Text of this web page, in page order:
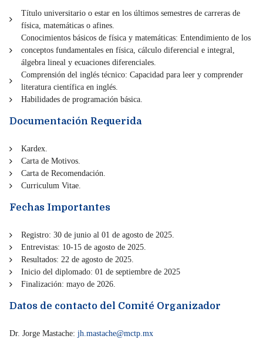
Título universitario o estar en los últimos semestres de carreras de
física, matemáticas o afines.
Conocimientos básicos de física y matemáticas: Entendimiento de los
conceptos fundamentales en física, cálculo diferencial e integral,
álgebra lineal y ecuaciones diferenciales.
Comprensión del inglés técnico: Capacidad para leer y comprender
literatura científica en inglés.
Habilidades de programación básica.
Documentación Requerida
Kardex.
Carta de Motivos.
Carta de Recomendación.
Curriculum Vitae.
Fechas Importantes
Registro: 30 de junio al 01 de agosto de 2025.
Entrevistas: 10-15 de agosto de 2025.
Resultados: 22 de agosto de 2025.
Inicio del diplomado: 01 de septiembre de 2025
Finalización: mayo de 2026.
Datos de contacto del Comité Organizador
Dr. Jorge Mastache: jh.mastache@mctp.mx